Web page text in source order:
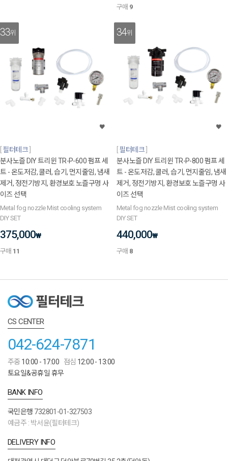
구매 9
33위
필터테크
분사노즐 DIY 트리윈 TR-P-600 펌프 세
트 - 온도저감, 쿨러, 습기, 먼지줄임, 냄새
제거, 정전기방지, 환경보호 노즐구멍 사
이즈 선택
Metal fog nozzle Mist cooling system
DIY SET
375,000₩
구매 11
34위
필터테크
분사노즐 DIY 트리윈 TR-P-800 펌프 세
트 - 온도저감, 쿨러, 습기, 먼지줄임, 냄새
제거, 정전기방지, 환경보호 노즐구멍 사
이즈 선택
Metal fog nozzle Mist cooling system
DIY SET
440,000₩
구매 8
CS CENTER
042-624-7871
주중 10:00 - 17:00 점심 12:00 - 13:00
토요일&공휴일 휴무
BANK INFO
국민은행 732801-01-327503
예금주 : 박서윤(필터테크)
DELIVERY INFO